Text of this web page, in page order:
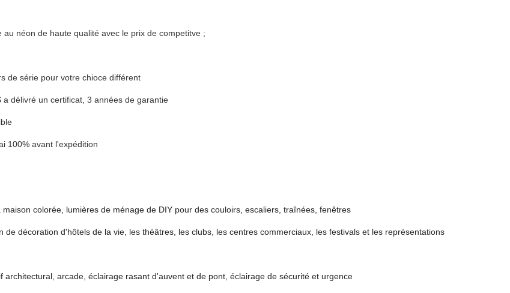
au néon de haute qualité avec le prix de competitve ;
de série pour votre chioce différent
a délivré un certificat, 3 années de garantie
100% avant l'expédition
maison colorée, lumières de ménage de DIY pour des couloirs, escaliers, traînées, fenêtres
de décoration d'hôtels de la vie, les théâtres, les clubs, les centres commerciaux, les festivals et les représentations
architectural, arcade, éclairage rasant d'auvent et de pont, éclairage de sécurité et urgence